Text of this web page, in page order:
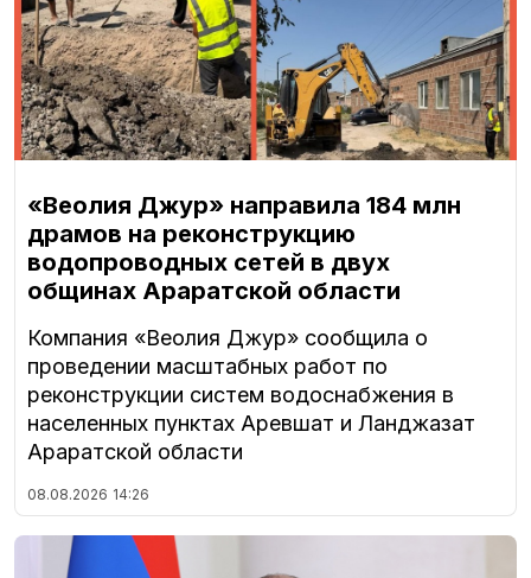
«Веолия Джур» направила 184 млн
драмов на реконструкцию
водопроводных сетей в двух
общинах Араратской области
Компания «Веолия Джур» сообщила о
проведении масштабных работ по
реконструкции систем водоснабжения в
населенных пунктах Аревшат и Ланджазат
Араратской области
08.08.2026 14:26